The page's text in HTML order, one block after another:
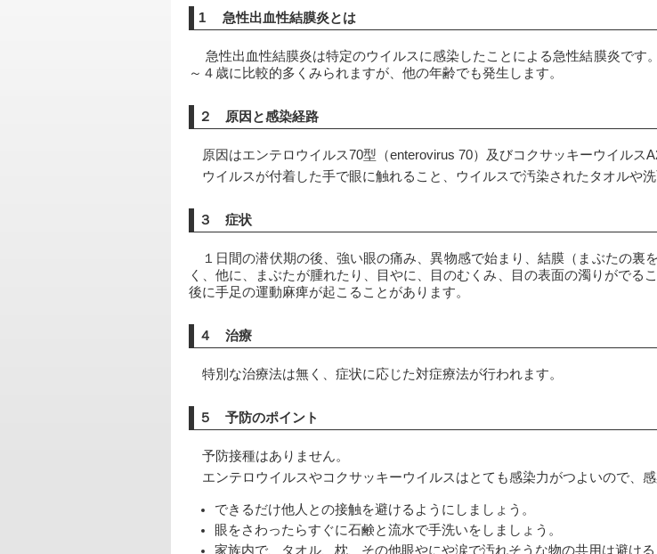
ら
1 急性出血性結膜炎とは
～４歳に比較的多くみられますが、他の年齢でも発生します。
２ 原因と感染経路
原因はエンテロウイルス70型（enterovirus 70）及びコクサッキーウイルス
ウイルスが付着した手で眼に触れること、ウイルスで汚染されたタオルや
３ 症状
１日間の潜伏期の後、強い眼の痛み、異物感で始まり、結膜（まぶたの裏
く、他に、まぶたが腫れたり、目やに、目のむくみ、目の表面の濁りがでる
後に手足の運動麻痺が起こることがあります。
４ 治療
特別な治療法は無く、症状に応じた対症療法が行われます。
５ 予防のポイント
予防接種はありません。
エンテロウイルスやコクサッキーウイルスはとても感染力がつよいので、
できるだけ他人との接触を避けるようにしましょう。
眼をさわったらすぐに石鹸と流水で手洗いをしましょう。
家族内で、タオル、枕、その他眼やにや涙で汚れそうな物の共用は避ける